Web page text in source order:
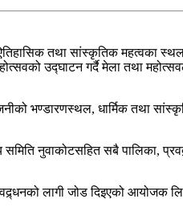
तथा सांस्कृतिक महत्वका
उद्घाटन गर्दै मेला तथा
भण्डारणस्थल, धार्मिक तथा
नुवाकोटसहित सबै पालिका,
लागी जोड दिइएको आयोजक